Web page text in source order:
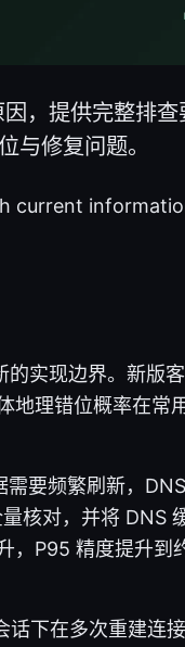
，提供完整排查
修复问题。
current
实现边界。新版
地理错位概率在常
要频繁刷新，
核对，并将 DNS
，P95 精度提升到
话下在多次重建连